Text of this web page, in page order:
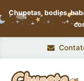
Chupetas, bodies,